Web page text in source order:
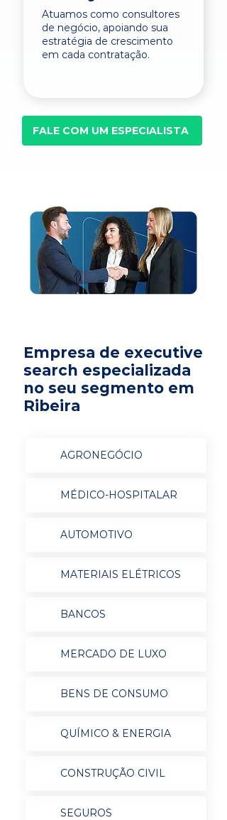
Atuamos como consultores
de negócio, apoiando sua
estratégia de crescimento
em cada contratação.
FALE COM UM ESPECIALISTA
Empresa de executive
search especializada
no seu segmento em
Ribeira
AGRONEGÓCIO
MÉDICO-HOSPITALAR
AUTOMOTIVO
MATERIAIS ELÉTRICOS
BANCOS
MERCADO DE LUXO
BENS DE CONSUMO
QUÍMICO & ENERGIA
CONSTRUÇÃO CIVIL
SEGUROS